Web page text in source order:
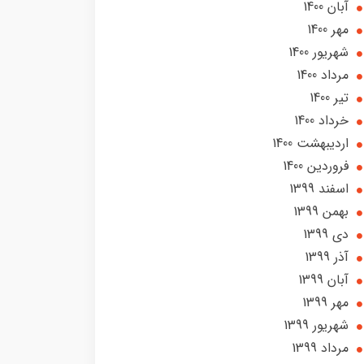
آبان 1400
مهر 1400
شهریور 1400
مرداد 1400
تير 1400
خرداد 1400
ارديبهشت 1400
فروردین 1400
اسفند 1399
بهمن 1399
دی 1399
آذر 1399
آبان 1399
مهر 1399
شهریور 1399
مرداد 1399